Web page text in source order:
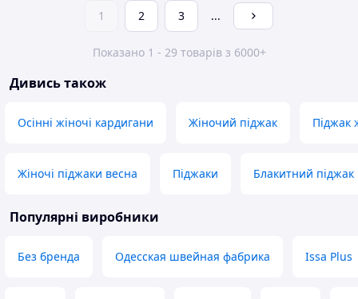
1 2 3 ...
Показано 1 - 29 товарів з 6000+
Дивись також
Осінні жіночі кардигани Жіночий піджак Піджак
Жіночі піджаки весна Піджаки Блакитний піджак
Популярні виробники
Без бренда Одесская швейная фабрика Issa Plus